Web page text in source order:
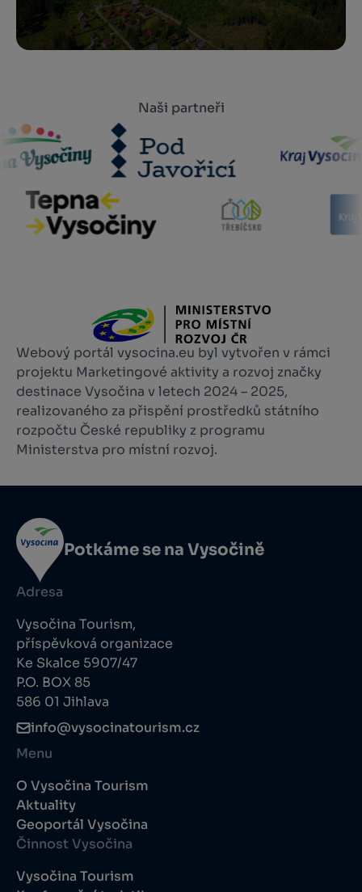
Naši partneři
Webový portál vysocina.eu byl vytvořen v rámci
projektu Marketingové aktivity a rozvoj značky
destinace Vysočina v letech 2024 – 2025,
realizovaného za přispění prostředků státního
rozpočtu České republiky z programu
Ministerstva pro místní rozvoj.
Potkáme se na Vysočině
Adresa
Vysočina Tourism,
příspěvková organizace
Ke Skalce 5907/47
P.O. BOX 85
586 01 Jihlava
info@vysocinatourism.cz
Menu
O Vysočina Tourism
Aktuality
Geoportál Vysočina
Činnost Vysočina
Vysočina Tourism